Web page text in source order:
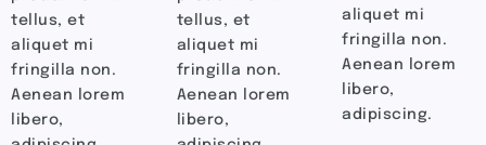
aliquet mi
fringilla non.
Aenean lorem
libero,
adipiscing.
aliquet mi
fringilla non.
Aenean lorem
libero,
adipiscing.
fringilla non.
Aenean lorem
libero,
adipiscing.